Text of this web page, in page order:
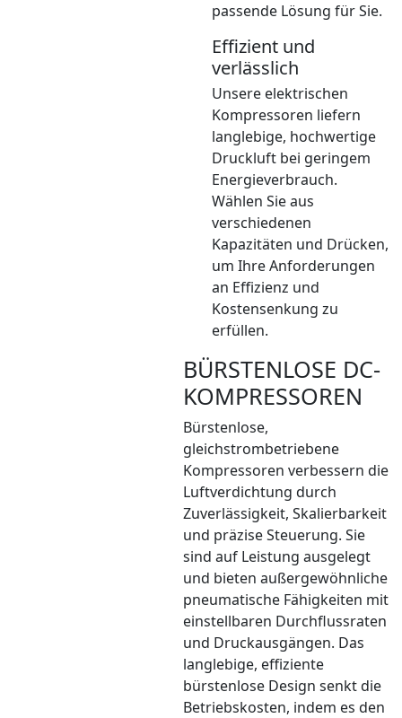
passende Lösung für Sie.
Effizient und
verlässlich
Unsere elektrischen
Kompressoren liefern
langlebige, hochwertige
Druckluft bei geringem
Energieverbrauch.
Wählen Sie aus
verschiedenen
Kapazitäten und Drücken,
um Ihre Anforderungen
an Effizienz und
Kostensenkung zu
erfüllen.
BÜRSTENLOSE DC-
KOMPRESSOREN
Bürstenlose,
gleichstrombetriebene
Kompressoren verbessern die
Luftverdichtung durch
Zuverlässigkeit, Skalierbarkeit
und präzise Steuerung. Sie
sind auf Leistung ausgelegt
und bieten außergewöhnliche
pneumatische Fähigkeiten mit
einstellbaren Durchflussraten
und Druckausgängen. Das
langlebige, effiziente
bürstenlose Design senkt die
Betriebskosten, indem es den